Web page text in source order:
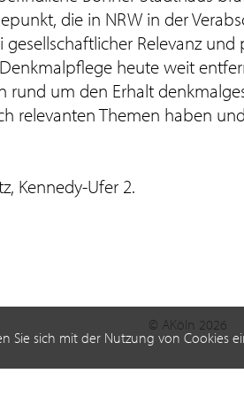
Sie sich mit der Nutzung von Cookies
die in NRW in der
Relevanz und
heute weit
um den Erhalt
relevanten Themen haben
Kennedy-Ufer 2.
© AKöln 2026